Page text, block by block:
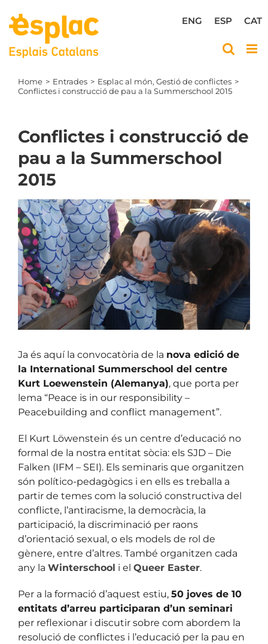
content
CAT
ESP
ENG
Home Entrades Esplac al món Gestió de conflictes
Conflictes i construcció de pau a la Summerschool 2015
Conflictes i construcció de
pau a la Summerschool
2015
View
Larger
Image
Ja és aquí la convocatòria de la nova edició de
la International Summerschool del centre
Kurt Loewenstein (Alemanya), que porta per
lema “Peace is in our responsibility –
Peacebuilding and conflict management”.
El Kurt Löwenstein és un centre d’educació no
formal de la nostra entitat sòcia: els SJD – Die
Falken (IFM – SEI). Els seminaris que organitzen
són político-pedagògics i en ells es treballa a
partir de temes com la solució constructiva del
conflicte, l’antiracisme, la democràcia, la
participació, la discriminació per raons
d’orientació sexual, o els models de rol de
gènere, entre d’altres. També organitzen cada
any la Winterschool i el Queer Easter.
Per a la formació d’aquest estiu, 50 joves de 10
entitats d’arreu participaran d’un seminari
per reflexionar i discutir sobre com abordem la
resolució de conflictes i l’educació per la pau en